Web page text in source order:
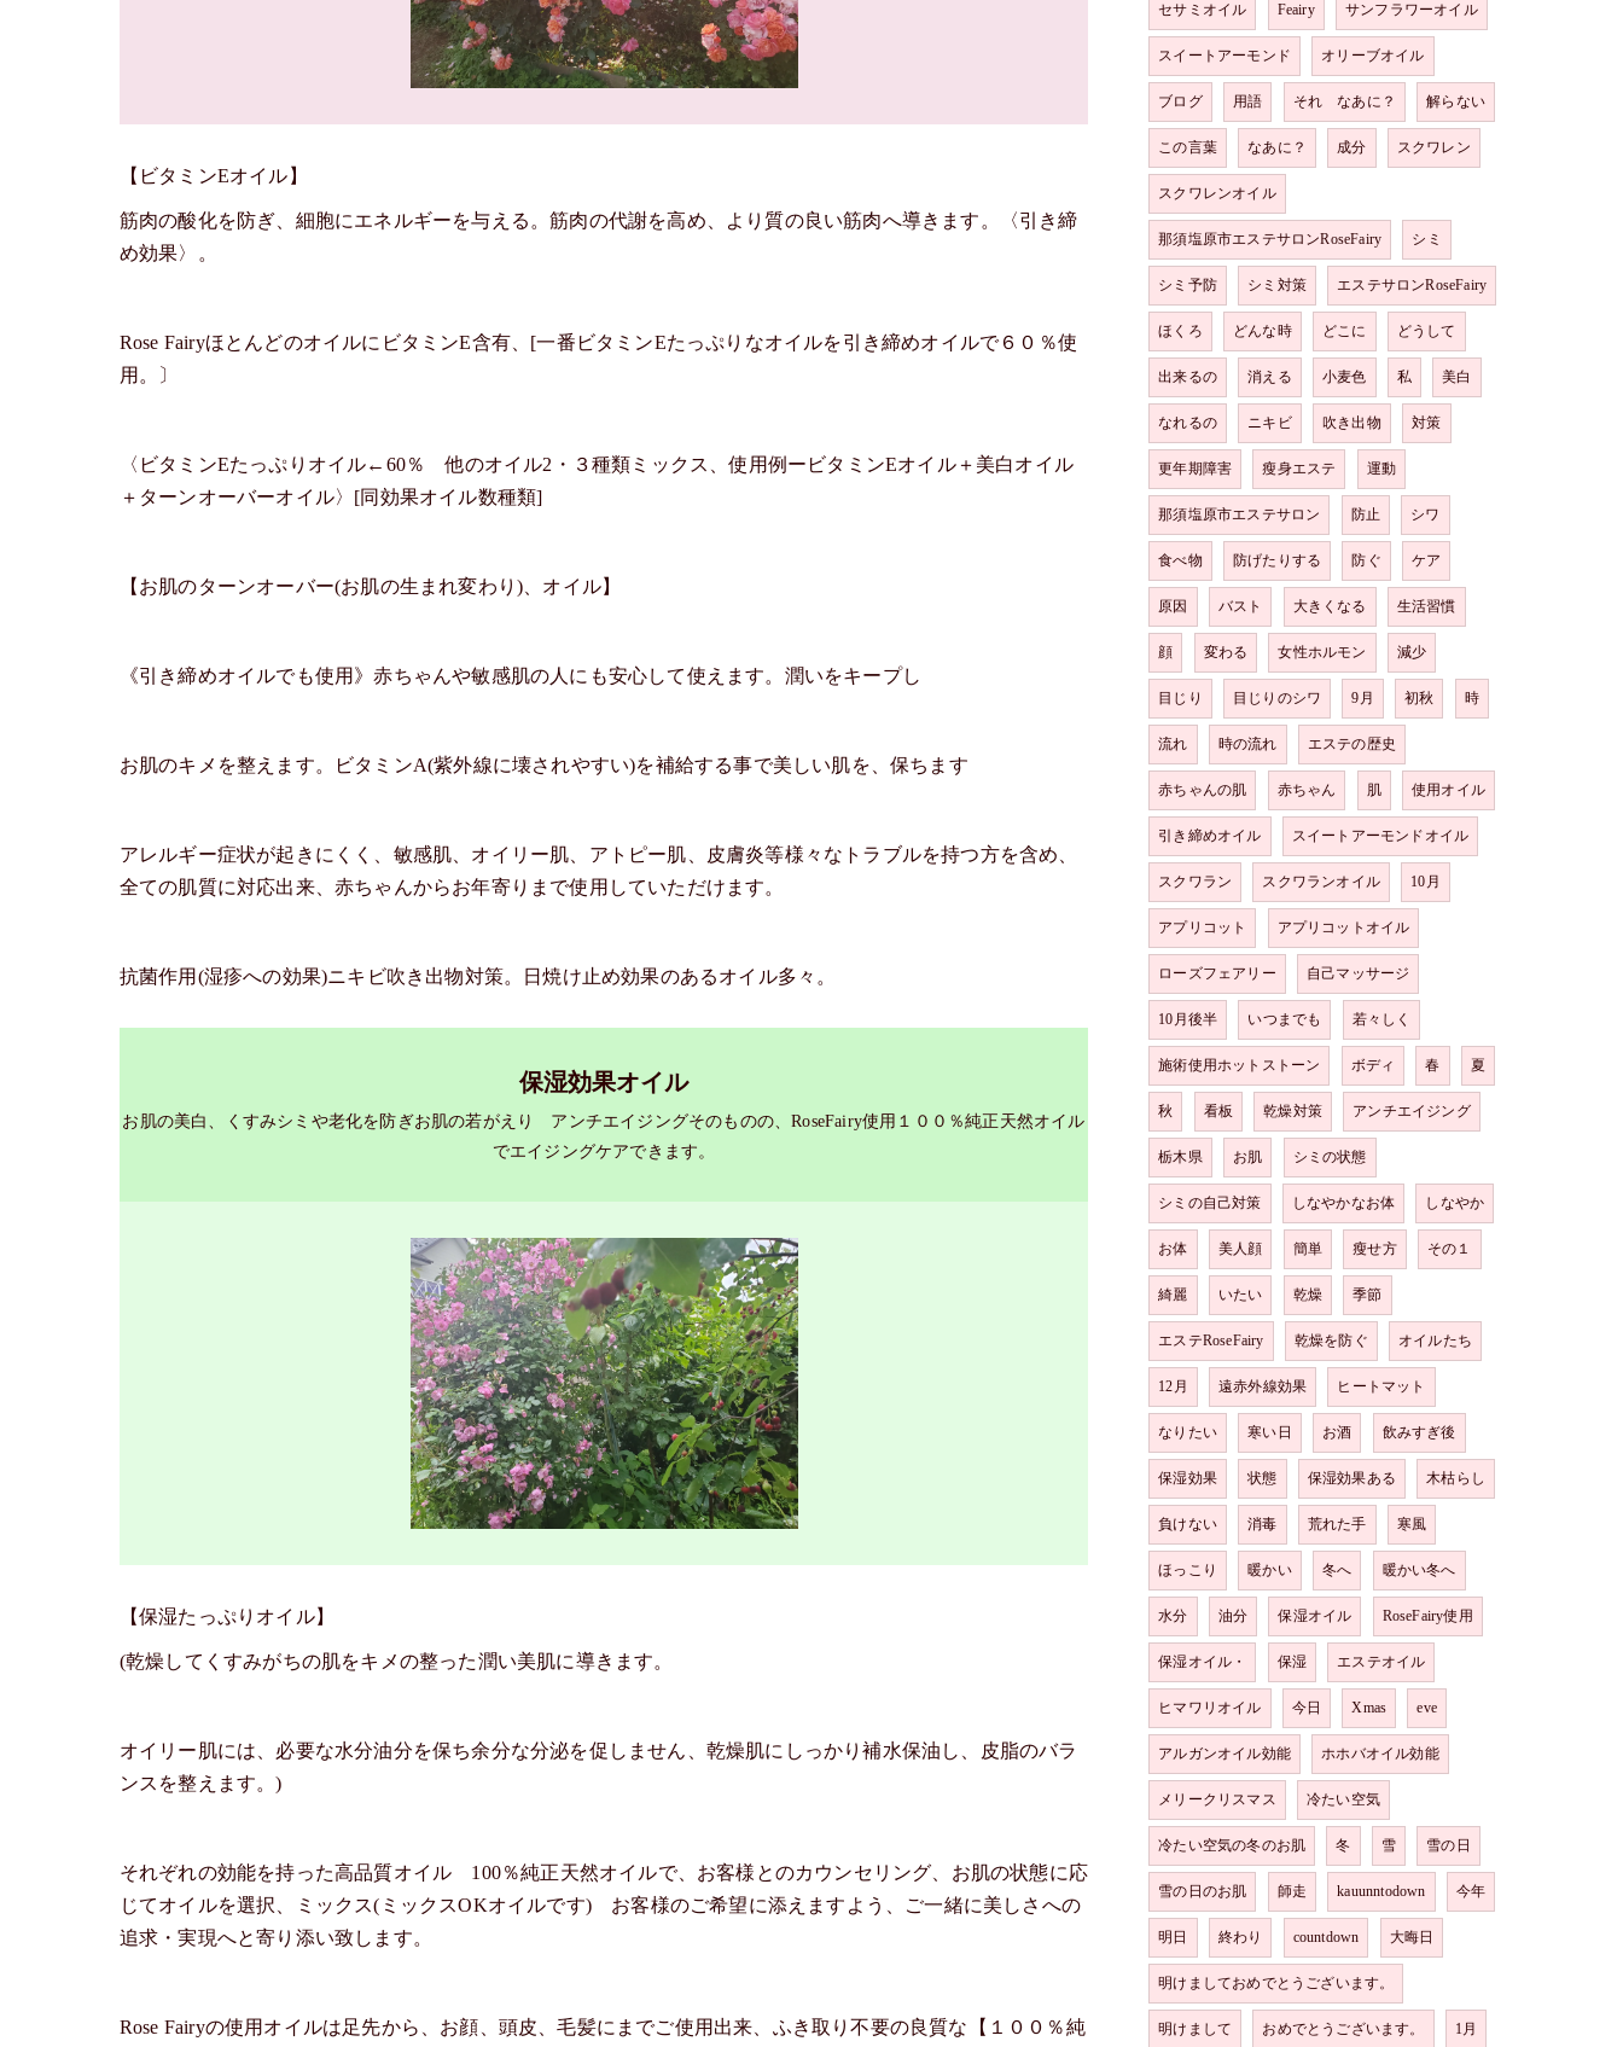
【ビタミンEオイル】
筋肉の酸化を防ぎ、細胞にエネルギーを与える。筋肉の代謝を高め、より質の良い筋肉へ導きます。〈引き締
め効果〉。
Rose FairyほとんどのオイルにビタミンE含有、[一番ビタミンEたっぷりなオイルを引き締めオイルで６０％使
用。〕
〈ビタミンEたっぷりオイル←60％ 他のオイル2・３種類ミックス、使用例ービタミンEオイル＋美白オイル
＋ターンオーバーオイル〉[同効果オイル数種類]
【お肌のターンオーバー(お肌の生まれ変わり)、オイル】
《引き締めオイルでも使用》赤ちゃんや敏感肌の人にも安心して使えます。潤いをキープし
お肌のキメを整えます。ビタミンA(紫外線に壊されやすい)を補給する事で美しい肌を、保ちます
アレルギー症状が起きにくく、敏感肌、オイリー肌、アトピー肌、皮膚炎等様々なトラブルを持つ方を含め、
全ての肌質に対応出来、赤ちゃんからお年寄りまで使用していただけます。
抗菌作用(湿疹への効果)ニキビ吹き出物対策。日焼け止め効果のあるオイル多々。
保湿効果オイル
お肌の美白、くすみシミや老化を防ぎお肌の若がえり アンチエイジングそのものの、RoseFairy使用１００％純正天然オイル
でエイジングケアできます。
【保湿たっぷりオイル】
(乾燥してくすみがちの肌をキメの整った潤い美肌に導きます。
オイリー肌には、必要な水分油分を保ち余分な分泌を促しません、乾燥肌にしっかり補水保油し、皮脂のバラ
ンスを整えます。)
それぞれの効能を持った高品質オイル 100％純正天然オイルで、お客様とのカウンセリング、お肌の状態に応
じてオイルを選択、ミックス(ミックスOKオイルです) お客様のご希望に添えますよう、ご一緒に美しさへの
追求・実現へと寄り添い致します。
Rose Fairyの使用オイルは足先から、お顔、頭皮、毛髪にまでご使用出来、ふき取り不要の良質な【１００％純
セサミオイル Feairy サンフラワーオイル
スイートアーモンド オリーブオイル
ブログ 用語 それ なあに？ 解らない
この言葉 なあに？ 成分 スクワレン
スクワレンオイル
那須塩原市エステサロンRoseFairy シミ
シミ予防 シミ対策 エステサロンRoseFairy
ほくろ どんな時 どこに どうして
出来るの 消える 小麦色 私 美白
なれるの ニキビ 吹き出物 対策
更年期障害 瘦身エステ 運動
那須塩原市エステサロン 防止 シワ
食べ物 防げたりする 防ぐ ケア
原因 バスト 大きくなる 生活習慣
顔 変わる 女性ホルモン 減少
目じり 目じりのシワ 9月 初秋 時
流れ 時の流れ エステの歴史
赤ちゃんの肌 赤ちゃん 肌 使用オイル
引き締めオイル スイートアーモンドオイル
スクワラン スクワランオイル 10月
アプリコット アプリコットオイル
ローズフェアリー 自己マッサージ
10月後半 いつまでも 若々しく
施術使用ホットストーン ボディ 春 夏
秋 看板 乾燥対策 アンチエイジング
栃木県 お肌 シミの状態
シミの自己対策 しなやかなお体 しなやか
お体 美人顔 簡単 瘦せ方 その１
綺麗 いたい 乾燥 季節
エステRoseFairy 乾燥を防ぐ オイルたち
12月 遠赤外線効果 ヒートマット
なりたい 寒い日 お酒 飲みすぎ後
保湿効果 状態 保湿効果ある 木枯らし
負けない 消毒 荒れた手 寒風
ほっこり 暖かい 冬へ 暖かい冬へ
水分 油分 保湿オイル RoseFairy使用
保湿オイル・ 保湿 エステオイル
ヒマワリオイル 今日 Xmas eve
アルガンオイル効能 ホホバオイル効能
メリークリスマス 冷たい空気
冷たい空気の冬のお肌 冬 雪 雪の日
雪の日のお肌 師走 kauunntodown 今年
明日 終わり countdown 大晦日
明けましておめでとうございます。
明けまして おめでとうございます。 1月